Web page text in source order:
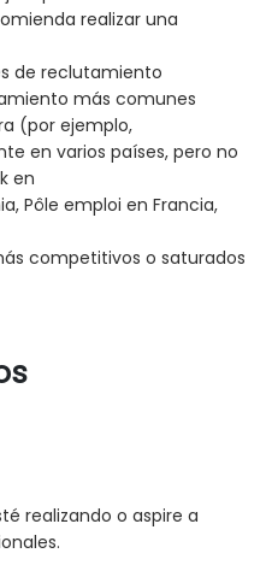
realizar una
de reclutamiento
más comunes
(por ejemplo,
en varios países, pero no
en
Pôle emploi en Francia,
competitivos o saturados
realizando o aspire a